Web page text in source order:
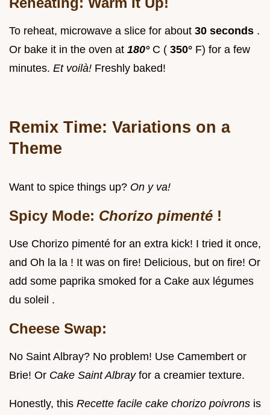
To reheat, microwave a slice for about 30 seconds .
Or bake it in the oven at 180° C ( 350° F) for a few
minutes. Et voilà! Freshly baked!
Remix Time: Variations on a
Theme
Want to spice things up? On y va!
Spicy Mode: Chorizo pimenté !
Use Chorizo pimenté for an extra kick! I tried it once,
and Oh la la ! It was on fire! Delicious, but on fire! Or
add some paprika smoked for a Cake aux légumes
du soleil .
Cheese Swap:
No Saint Albray? No problem! Use Camembert or
Brie! Or Cake Saint Albray for a creamier texture.
Honestly, this Recette facile cake chorizo poivrons is